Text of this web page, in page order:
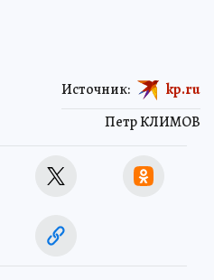
Петр КЛИМОВ
Источник: kp.ru